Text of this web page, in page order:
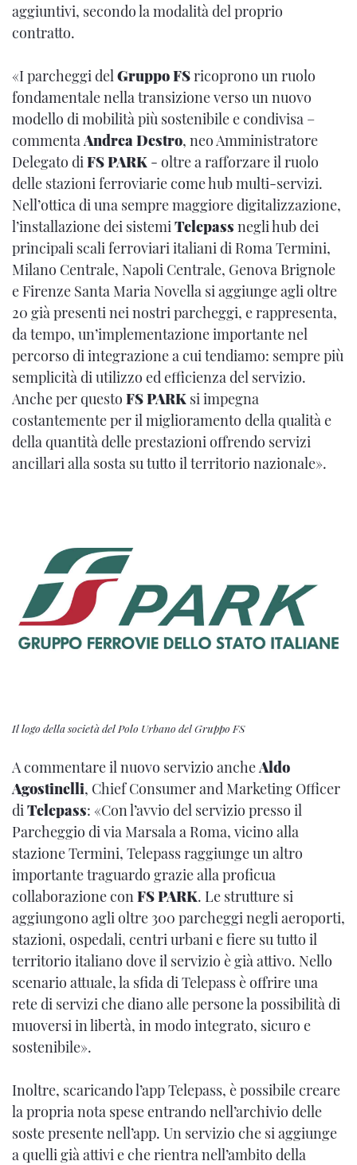
aggiuntivi, secondo la modalità del proprio
contratto.
«I parcheggi delGruppo FSricoprono un ruolo
fondamentale nella transizione verso un nuovo
modello di mobilità più sostenibile e condivisa –
commentaAndrea Destro, neo Amministratore
Delegato diFS PARK - oltre a rafforzare il ruolo
delle stazioni ferroviarie come hub multi-servizi.
Nell’ottica di una sempre maggiore digitalizzazione,
l’installazione dei sistemiTelepass negli hub dei
principali scali ferroviari italiani di Roma Termini,
Milano Centrale, Napoli Centrale, Genova Brignole
e Firenze Santa Maria Novella si aggiunge agli oltre
20 già presenti nei nostri parcheggi, e rappresenta,
da tempo, un’implementazione importante nel
percorso di integrazione a cui tendiamo: sempre più
semplicità di utilizzo ed efficienza del servizio.
Anche per questo FS PARK si impegna
costantemente per il miglioramento della qualità e
della quantità delle prestazioni offrendo servizi
ancillari alla sosta su tutto il territorio nazionale».
Il logo della società del Polo Urbano del Gruppo FS
A commentare il nuovo servizio ancheAldo
Agostinelli, Chief Consumer and Marketing Officer
di Telepass: «Con l’avvio del servizio presso il
Parcheggio di via Marsala a Roma, vicino alla
stazione Termini, Telepass raggiunge un altro
importante traguardo grazie alla proficua
collaborazione con FS PARK. Le strutture si
aggiungono agli oltre 300 parcheggi negli aeroporti,
stazioni, ospedali, centri urbani e fiere su tutto il
territorio italiano dove il servizio è già attivo. Nello
scenario attuale, la sfida di Telepass è offrire una
rete di servizi che diano alle persone la possibilità di
muoversi in libertà, in modo integrato, sicuro e
sostenibile».
Inoltre, scaricando l’app Telepass, è possibile creare
la propria nota spese entrando nell’archivio delle
soste presente nell’app. Un servizio che si aggiunge
a quelli già attivi e che rientra nell’ambito della